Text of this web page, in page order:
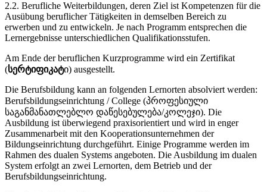
2.2. Berufliche Weiterbildungen, deren Ziel ist Kompetenzen für die
Ausübung beruflicher Tätigkeiten in demselben Bereich zu
erwerben und zu entwickeln. Je nach Programm entsprechen die
Lernergebnisse unterschiedlichen Qualifikationsstufen.
Am Ende der beruflichen Kurzprogramme wird ein Zertifikat
(სერტიფიკატი) ausgestellt.
Die Berufsbildung kann an folgenden Lernorten absolviert werden:
Berufsbildungseinrichtung / College (პროფესიული
საგანმანათლებლო დაწესებულება/კოლეჯი). Die
Ausbildung ist überwiegend praxisorientiert und wird in enger
Zusammenarbeit mit den Kooperationsunternehmen der
Bildungseinrichtung durchgeführt. Einige Programme werden im
Rahmen des dualen Systems angeboten. Die Ausbildung im dualen
System erfolgt an zwei Lernorten, dem Betrieb und der
Berufsbildungseinrichtung.